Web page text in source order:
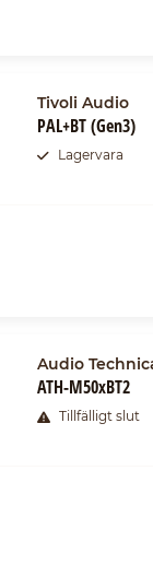
Tivoli Audio
PAL+BT (Gen3)
Lagervara
Audio
ATH-M50xBT2
Tillfälligt slut